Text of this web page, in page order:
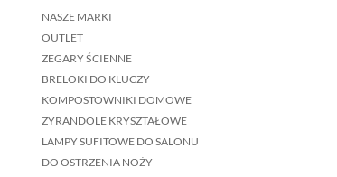
NASZE MARKI
OUTLET
ZEGARY ŚCIENNE
BRELOKI DO KLUCZY
KOMPOSTOWNIKI DOMOWE
ŻYRANDOLE KRYSZTAŁOWE
LAMPY SUFITOWE DO SALONU
DO OSTRZENIA NOŻY